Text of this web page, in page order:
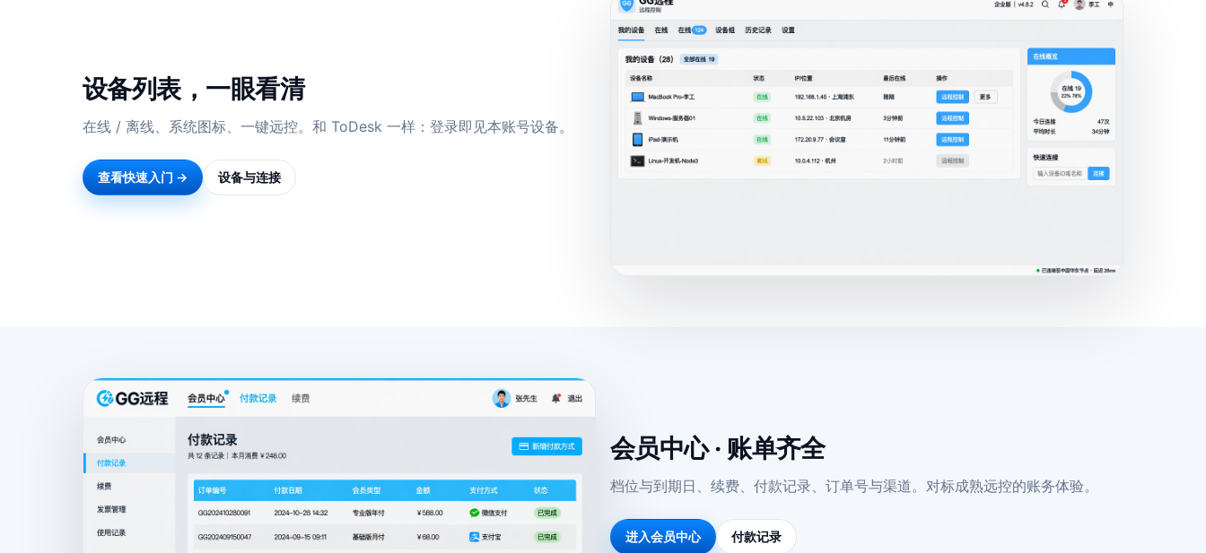
设备列表，一眼看清
在线 / 离线、系统图标、一键远控。和 ToDesk 一样：登录即见本账号设备。
查看快速入门 → 设备与连接
会员中心 · 账单齐全
档位与到期日、续费、付款记录、订单号与渠道。对标成熟远控的账务体验。
进入会员中心 付款记录